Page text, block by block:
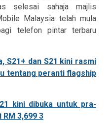
selesai sahaja majlis
Malaysia telah mula
telefon pintar terbaru
S21+ dan S21 kini rasmi
tentang peranti flagship